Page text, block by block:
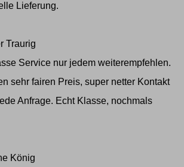
Lieferung.
Traurig
Service nur jedem weiterempfehlen.
sehr fairen Preis, super netter Kontakt
Anfrage. Echt Klasse, nochmals
König